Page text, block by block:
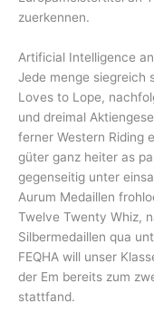
zuerkennen.
Artificial Intelligence
Jede menge siegreich
Loves to Lope,
und dreimal
ferner Western Riding
güter ganz heiter as
gegenseitig unter
Aurum Medaillen
Twelve Twenty Whiz,
Silbermedaillen qua
FEQHA will unser
der Em bereits zum
stattfand.